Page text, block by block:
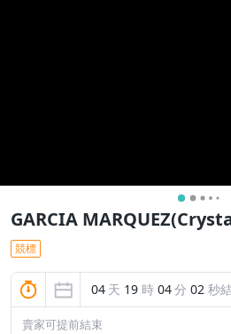
GARCIA
競標
04 天 19 時 04分 00 秒
賣家可提前結束